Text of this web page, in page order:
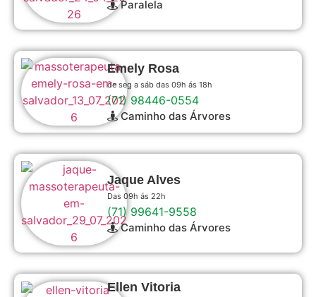
Paralela
Emely Rosa
de seg a sáb das 09h ás 18h
(71) 98446-0554
Caminho das Árvores
Jaque Alves
Das 09h ás 22h
(71) 99641-9558
Caminho das Árvores
Ellen Vitoria